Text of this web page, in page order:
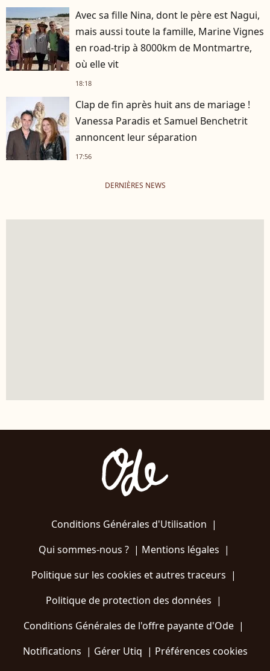
Avec sa fille Nina, dont le père est Nagui,
mais aussi toute la famille, Marine Vignes
en road-trip à 8000km de Montmartre,
où elle vit
18:18
Clap de fin après huit ans de mariage !
Vanessa Paradis et Samuel Benchetrit
annoncent leur séparation
17:56
DERNIÈRES NEWS
Conditions Générales d'Utilisation |
Qui sommes-nous ?| Mentions légales |
Politique sur les cookies et autres traceurs |
Politique de protection des données |
Conditions Générales de l'offre payante d'Ode |
Notifications | Gérer Utiq | Préférences cookies